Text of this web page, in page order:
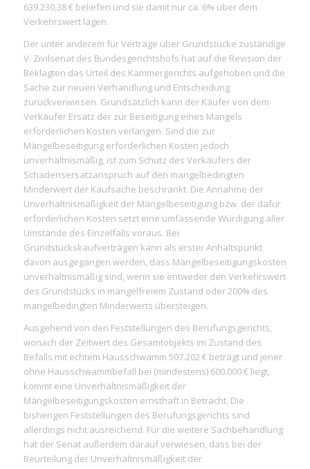
639.230,38 € beliefen und sie damit nur ca. 6% über dem
Verkehrswert lägen.
Der unter anderem für Verträge über Grundstücke zuständige
V. Zivilsenat des Bundesgerichtshofs hat auf die Revision der
Beklagten das Urteil des Kammergerichts aufgehoben und die
Sache zur neuen Verhandlung und Entscheidung
zurückverwiesen. Grundsätzlich kann der Käufer von dem
Verkäufer Ersatz der zur Beseitigung eines Mangels
erforderlichen Kosten verlangen. Sind die zur
Mängelbeseitigung erforderlichen Kosten jedoch
unverhältnismäßig, ist zum Schutz des Verkäufers der
Schadensersatzanspruch auf den mangelbedingten
Minderwert der Kaufsache beschränkt. Die Annahme der
Unverhältnismäßigkeit der Mängelbeseitigung bzw. der dafür
erforderlichen Kosten setzt eine umfassende Würdigung aller
Umstände des Einzelfalls voraus. Bei
Grundstückskaufverträgen kann als erster Anhaltspunkt
davon ausgegangen werden, dass Mängelbeseitigungskosten
unverhältnismäßig sind, wenn sie entweder den Verkehrswert
des Grundstücks in mangelfreiem Zustand oder 200% des
mangelbedingten Minderwerts übersteigen.
Ausgehend von den Feststellungen des Berufungsgerichts,
wonach der Zeitwert des Gesamtobjekts im Zustand des
Befalls mit echtem Hausschwamm 507.202 € beträgt und jener
ohne Hausschwammbefall bei (mindestens) 600.000 € liegt,
kommt eine Unverhältnismäßigkeit der
Mängelbeseitigungskosten ernsthaft in Betracht. Die
bisherigen Feststellungen des Berufungsgerichts sind
allerdings nicht ausreichend. Für die weitere Sachbehandlung
hat der Senat außerdem darauf verwiesen, dass bei der
Beurteilung der Unverhältnismäßigkeit der